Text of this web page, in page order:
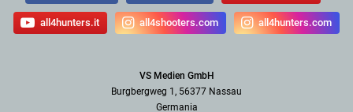
all4hunters.it all4shooters.com all4hunters.com
VS Medien GmbH
Burgbergweg 1, 56377 Nassau
Germania